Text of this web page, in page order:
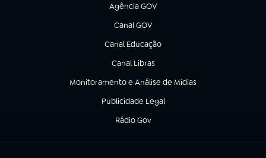
Agência GOV
(abre em nova aba)
Canal GOV
(abre em nova aba)
Canal Educação
(abre em nova aba)
Canal Libras
(abre em nova aba)
Monitoramento e Análise de Mídias
(abre em nova aba)
Publicidade Legal
(abre em nova aba)
Rádio Gov
(abre em nova aba)